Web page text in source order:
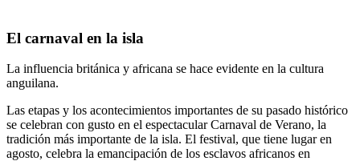
El carnaval en la isla
La influencia británica y africana se hace evidente en la cultura
anguilana.
Las etapas y los acontecimientos importantes de su pasado histórico
se celebran con gusto en el espectacular Carnaval de Verano, la
tradición más importante de la isla. El festival, que tiene lugar en
agosto, celebra la emancipación de los esclavos africanos en